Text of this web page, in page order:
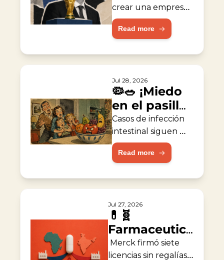
capital
privado
crear una empresa
valorada en
$20,000 millones
Read more
Jul 28, 2026
🦠🥗 ¡Miedo
en el pasillo
de
vegetales!
Casos de infección
intestinal siguen
aumentando los en
EE. UU.
Read more
Jul 27, 2026
💊🧬
Farmaceutica
acelera
Merck firmó siete
licencias sin regalías